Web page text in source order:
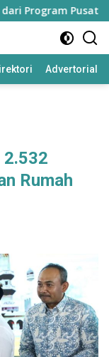
Program Pusat
Advertorial
2.532
Rumah